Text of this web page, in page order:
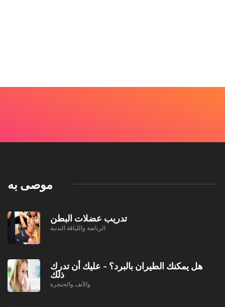
موصى به
تدريب عضلات البطن
الرياضة واللياقة البدنية
هل يمكنك الطيران بالبرد؟ - عليك أن تدرك
ذلك
والأنف والحنجرة